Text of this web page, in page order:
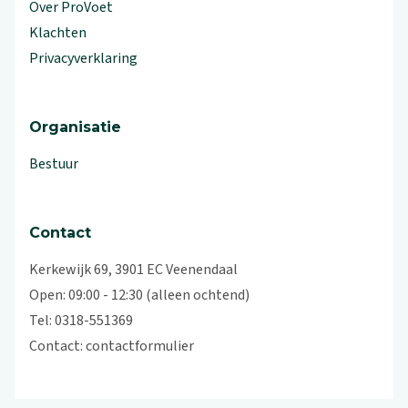
Over ProVoet
Klachten
Privacyverklaring
Organisatie
Bestuur
Contact
Kerkewijk 69, 3901 EC Veenendaal
Open: 09:00 - 12:30 (alleen ochtend)
Tel: 0318-551369
Contact:contactformulier